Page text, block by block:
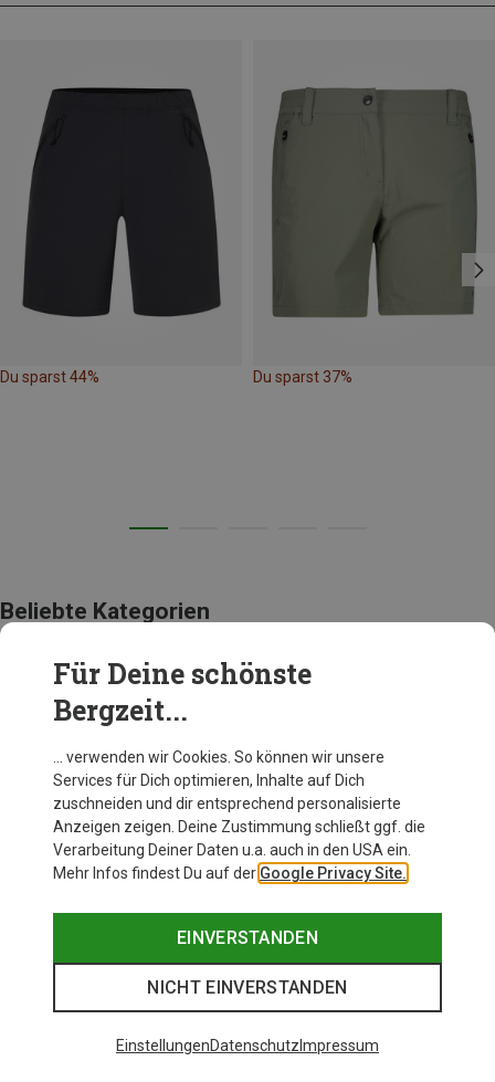
Du sparst 44% Du sparst 37%
Beliebte Kategorien
BEKLEIDUNG
Für Deine schönste
Bergzeit...
… verwenden wir Cookies. So können wir unsere
Services für Dich optimieren, Inhalte auf Dich
zuschneiden und dir entsprechend personalisierte
Anzeigen zeigen. Deine Zustimmung schließt ggf. die
Verarbeitung Deiner Daten u.a. auch in den USA ein.
Mehr Infos findest Du auf der Google Privacy Site.
EINVERSTANDEN
NICHT EINVERSTANDEN
EinstellungenDatenschutz Impressum